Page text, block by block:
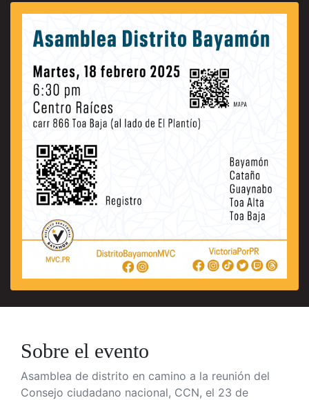
Sobre el evento
Asamblea de distrito en camino a la reunión del
Consejo ciudadano nacional, CCN, el 23 de